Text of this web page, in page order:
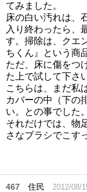
てみました。
床の白い汚れは、
入り終わったら、
す。掃除は、クエ
ちくん』という商
ただ、床に傷をつ
た上で試して下さ
こちらは、まだ私
カバーの中（下の
い。との事でした。
それだけでは、物
さなブラシでこす
467 住民 2012/08/